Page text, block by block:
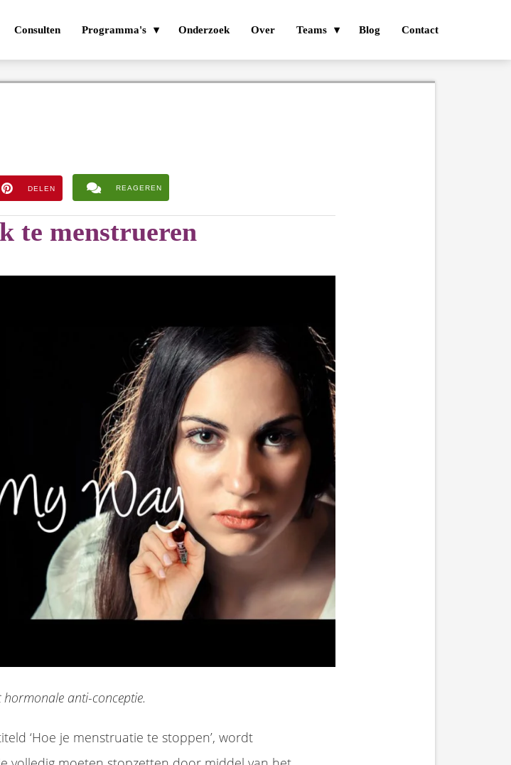
Consulten Programma's Onderzoek Over Teams Blog Contact
DELEN REAGEREN
te menstrueren
anti-conceptie.
‘Hoe je menstruatie te stoppen’, wordt